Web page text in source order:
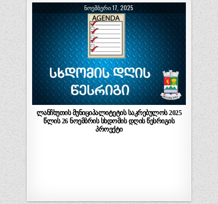
ᲜᲝᲔᲛᲑᲔᲠᲘ 17, 2025
ლანჩხუთის მუნიციპალიტეტის საკრებულოს 2025
წლის 26 ნოემბრის სხდომის დღის წესრიგის
პროექტი